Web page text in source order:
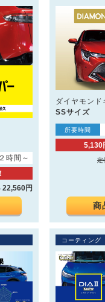
２時間～
22,560円
ダイヤモンド
SSサイズ
所要時間
5,130
定
商
コーティング